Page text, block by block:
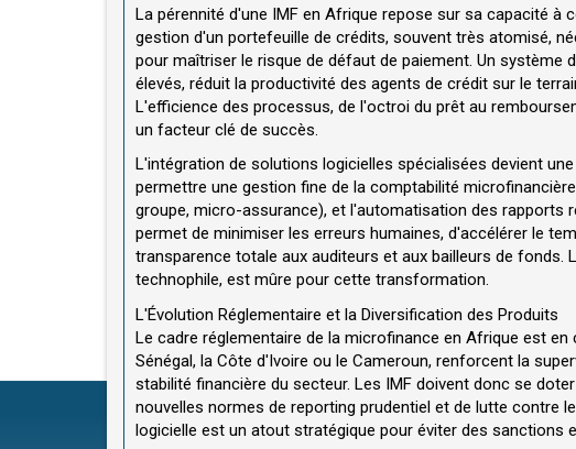
La pérennité d'une IMF en Afrique repose sur sa capacité à
gestion d'un portefeuille de crédits, souvent très atomisé,
pour maîtriser le risque de défaut de paiement. Un
élevés, réduit la productivité des agents de crédit sur le
L'efficience des processus, de l'octroi du prêt au
un facteur clé de succès.
L'intégration de solutions logicielles spécialisées devient
permettre une gestion fine de la comptabilité
groupe, micro-assurance), et l'automatisation des rapports
permet de minimiser les erreurs humaines, d'accélérer le
transparence totale aux auditeurs et aux bailleurs de fonds.
technophile, est mûre pour cette transformation.
L'Évolution Réglementaire et la Diversification des Produits
Le cadre réglementaire de la microfinance en Afrique est
Sénégal, la Côte d'Ivoire ou le Cameroun, renforcent la
stabilité financière du secteur. Les IMF doivent donc se
nouvelles normes de reporting prudentiel et de lutte contre
logicielle est un atout stratégique pour éviter des sanctions